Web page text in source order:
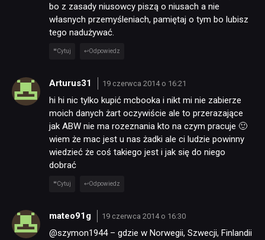
bo z zasady niusowcy piszą o niusach a nie
własnych przemyśleniach, pamiętaj o tym bo lubisz
tego nadużywać.
Cytuj Odpowiedz
Arturus31 19 czerwca 2014 o 16:21
hi hi nic tylko kupić mcbooka i nikt mi nie zabierze
moich danych żart oczywiście ale to przerazające
jak ABW nie ma rozeznania kto na czym pracuje 🙂
wiem że mac jest u nas żadki ale ci ludzie powinny
wiedzieć że coś takiego jest i jak się do niego
dobrać
Cytuj Odpowiedz
mateo91g 19 czerwca 2014 o 16:30
@szymon1944 – gdzie w Norwegii, Szwecji, Finlandii